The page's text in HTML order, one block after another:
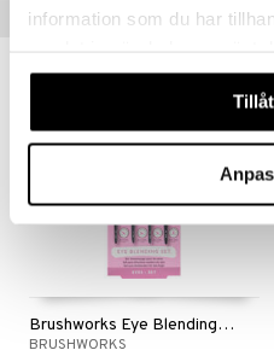
information som du har
våra cookies vid fortsatt
Brushworks Eye Blending Set
BRUSHWORKS